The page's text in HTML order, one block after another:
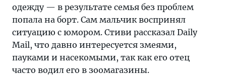
одежду — в результате семья без проблем
попала на борт. Сам мальчик воспринял
ситуацию с юмором. Стиви рассказал Daily
Mail, что давно интересуется змеями,
пауками и насекомыми, так как его отец
часто водил его в зоомагазины.